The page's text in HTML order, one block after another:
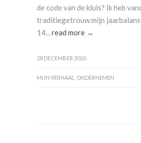
de code van de kluis? Ik heb
traditiegetrouw mijn
14...read more →
28 DECEMBER 2020
MIJN VERHAAL ONDERNEMEN